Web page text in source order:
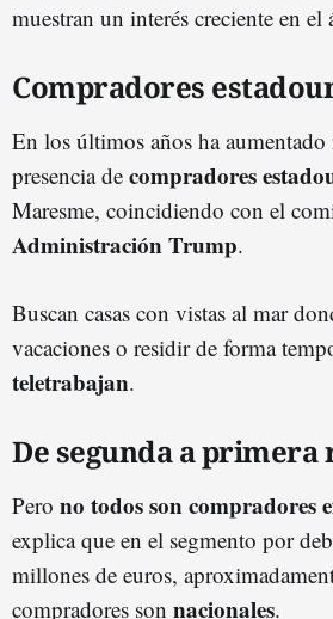
muestran un interés creciente en el
Compradores
En los últimos años ha aumentado
presencia de compradores
Maresme, coincidiendo con el
Administración Trump.
Buscan casas con vistas al mar
vacaciones o residir de forma
teletrabajan.
De segunda a primera
Pero no todos son compradores
explica que en el segmento por
millones de euros,
compradores son nacionales.